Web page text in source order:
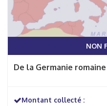
NON
De la Germanie
Montant collecté :